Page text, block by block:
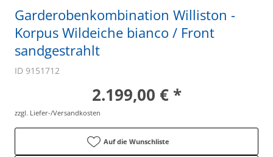
Garderobenkombination Williston -
Korpus Wildeiche bianco / Front
sandgestrahlt
ID 9151712
2.199,00 € *
zzgl. Liefer-/Versandkosten
Auf die Wunschliste